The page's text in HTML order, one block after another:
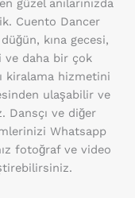
güzel anılarınızda
Cuento Dancer
kına gecesi,
ve daha bir çok
kiralama hizmetini
ulaşabilir ve
Dansçı ve diğer
Whatsapp
fotoğraf ve video